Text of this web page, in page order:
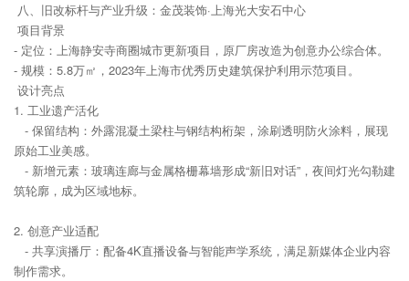
八、旧改标杆与产业升级：金茂装饰·上海光大安石中心
项目背景
- 定位：上海静安寺商圈城市更新项目，原厂房改造为创意办公综合体。
- 规模：5.8万㎡，2023年上海市优秀历史建筑保护利用示范项目。
设计亮点
1. 工业遗产活化
- 保留结构：外露混凝土梁柱与钢结构桁架，涂刷透明防火涂料，展现
原始工业美感。
- 新增元素：玻璃连廊与金属格栅幕墙形成“新旧对话”，夜间灯光勾勒建
筑轮廓，成为区域地标。
2. 创意产业适配
- 共享演播厅：配备4K直播设备与智能声学系统，满足新媒体企业内容
制作需求。